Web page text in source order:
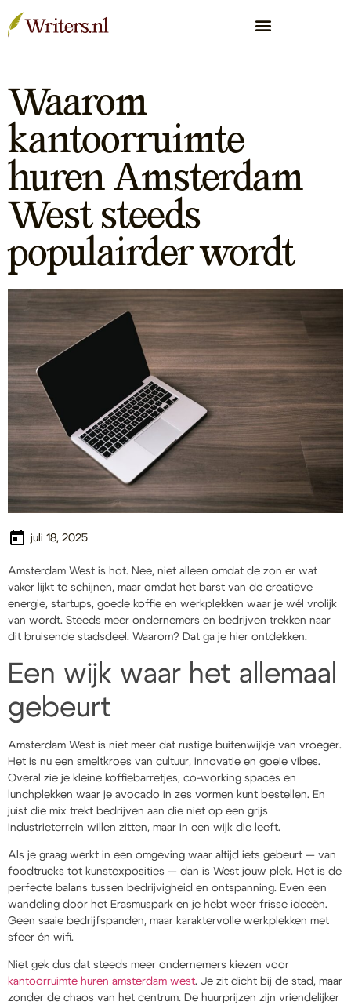
Waarom
kantoorruimte
huren Amsterdam
West steeds
populairder wordt
juli 18, 2025
Amsterdam West is hot. Nee, niet alleen omdat de zon er wat
vaker lijkt te schijnen, maar omdat het barst van de creatieve
energie, startups, goede koffie en werkplekken waar je wél vrolijk
van wordt. Steeds meer ondernemers en bedrijven trekken naar
dit bruisende stadsdeel. Waarom? Dat ga je hier ontdekken.
Een wijk waar het allemaal
gebeurt
Amsterdam West is niet meer dat rustige buitenwijkje van vroeger.
Het is nu een smeltkroes van cultuur, innovatie en goeie vibes.
Overal zie je kleine koffiebarretjes, co-working spaces en
lunchplekken waar je avocado in zes vormen kunt bestellen. En
juist die mix trekt bedrijven aan die niet op een grijs
industrieterrein willen zitten, maar in een wijk die leeft.
Als je graag werkt in een omgeving waar altijd iets gebeurt — van
foodtrucks tot kunstexposities — dan is West jouw plek. Het is de
perfecte balans tussen bedrijvigheid en ontspanning. Even een
wandeling door het Erasmuspark en je hebt weer frisse ideeën.
Geen saaie bedrijfspanden, maar karaktervolle werkplekken met
sfeer én wifi.
Niet gek dus dat steeds meer ondernemers kiezen voor
kantoorruimte huren amsterdam west. Je zit dicht bij de stad, maar
zonder de chaos van het centrum. De huurprijzen zijn vriendelijker